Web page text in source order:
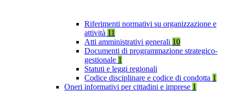
Riferimenti normativi su organizzazione e
attività 11
Atti amministrativi generali 10
Documenti di programmazione strategico-
gestionale 1
Statuti e leggi regionali
Codice disciplinare e codice di condotta 1
Oneri informativi per cittadini e imprese 1